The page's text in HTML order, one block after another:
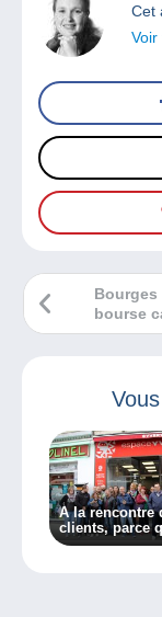
Cet
Voir
Bourges
bourse
A la rencontre
clients, parce
avis est